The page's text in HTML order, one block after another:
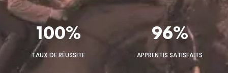
100%
TAUX DE RÉUSSITE
96%
APPRENTIS SATISFAITS